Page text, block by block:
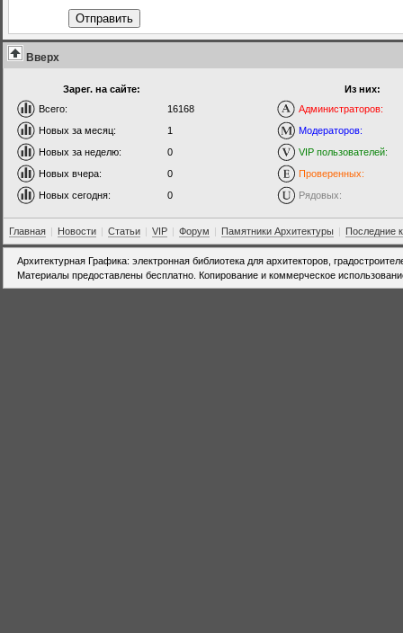
Отправить
Вверх
Зарег. на сайте:
Всего:
16168
Новых за месяц:
1
Новых за неделю:
0
Новых вчера:
0
Новых сегодня:
0
Из них:
Администраторов:
Модераторов:
VIP пользователей:
Проверенных:
Рядовых:
Главная | Новости | Статьи | VIP | Форум | Памятники Архитектуры | Последние
Архитектурная Графика: электронная библиотека для архитекторов,
Материалы предоставлены бесплатно. Копирование и коммерческое